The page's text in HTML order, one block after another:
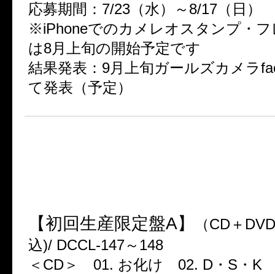
応募期間：7/23（水）～8/17（日）
※iPhoneでのカメレオスタンプ・フ
は8月上旬の開始予定です
結果発表：9月上旬ガールズカメラ
て発表（予定）
【初回生産限定盤A】
（CD＋
込)/ DCCL-147～148
＜CD＞ 01. お化け 02. D・S・K